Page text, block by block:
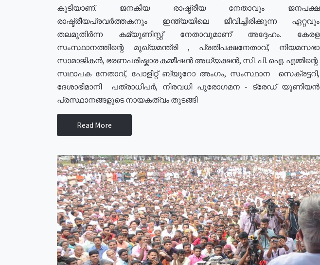
കൂടിയാണ്. ജനകീയ രാഷ്ട്രീയ നേതാവും ജനപക്ഷ
രാഷ്ട്രീയപ്രവർത്തകനും ഇന്ത്യയിലെ ജീവിച്ചിരിക്കുന്ന ഏറ്റവും
തലമുതിർന്ന കമ്യൂണിസ്റ്റ് നേതാവുമാണ് അദ്ദേഹം. കേരള
സംസ്ഥാനത്തിന്റെ മുഖ്യമന്ത്രി , പ്രതിപക്ഷനേതാവ്, നിയമസഭാ
സാമാജികൻ, ഭരണപരിഷ്കാര കമ്മീഷൻ അധ്യക്ഷൻ, സി. പി. ഐ. എമ്മിന്റെ
സഥാപക നേതാവ്, പോളിറ്റ് ബ്യുറോ അംഗം, സംസ്ഥാന സെക്രട്ടറി,
ദേശാഭിമാനി പത്രാധിപർ, നിരവധി പുരോഗമന - ട്രേഡ് യൂണിയൻ
പ്രസ്ഥാനങ്ങളുടെ നായകത്വം തുടങ്ങി
Read More